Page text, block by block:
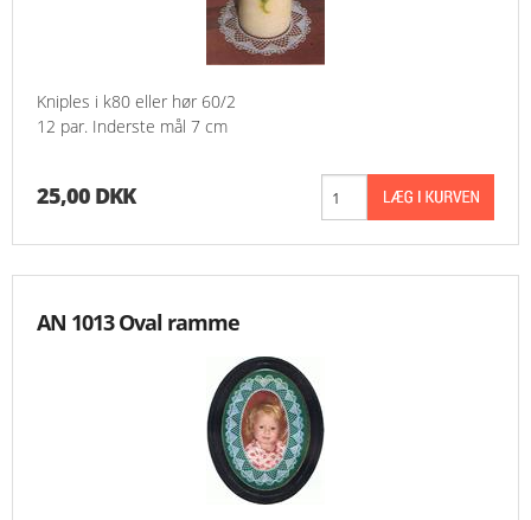
Kniples i k80 eller hør 60/2
12 par. Inderste mål 7 cm
25,00 DKK
AN 1013 Oval ramme